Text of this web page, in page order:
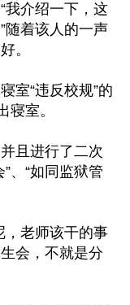
我介绍一下，这
随着该人的一声
。
室“违反校规”的
寝室。
且进行了二次
、“如同监狱管
，老师该干的事
会，不就是分